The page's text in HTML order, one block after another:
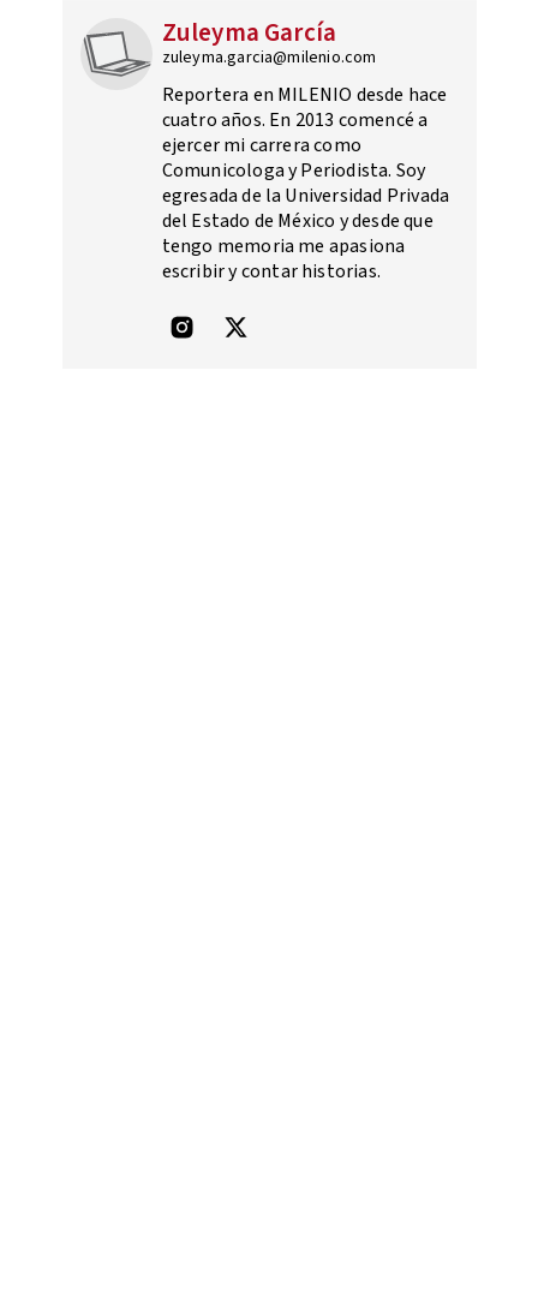
Zuleyma García
zuleyma.garcia@milenio.com
Reportera en MILENIO desde hace
cuatro años. En 2013 comencé a
ejercer mi carrera como
Comunicologa y Periodista. Soy
egresada de la Universidad Privada
del Estado de México y desde que
tengo memoria me apasiona
escribir y contar historias.